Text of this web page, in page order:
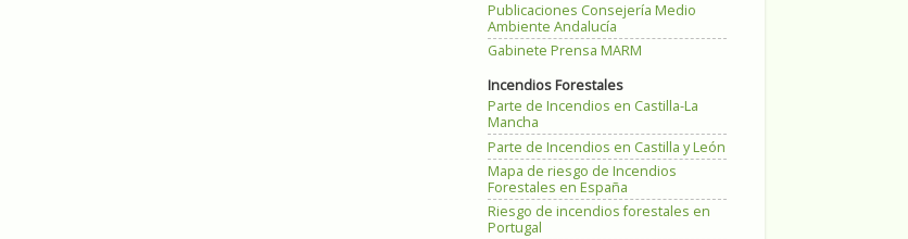
Publicaciones Consejería Medio
Ambiente Andalucía
Gabinete Prensa MARM
Incendios Forestales
Parte de Incendios en Castilla-La
Mancha
Parte de Incendios en Castilla y León
Mapa de riesgo de Incendios
Forestales en España
Riesgo de incendios forestales en
Portugal